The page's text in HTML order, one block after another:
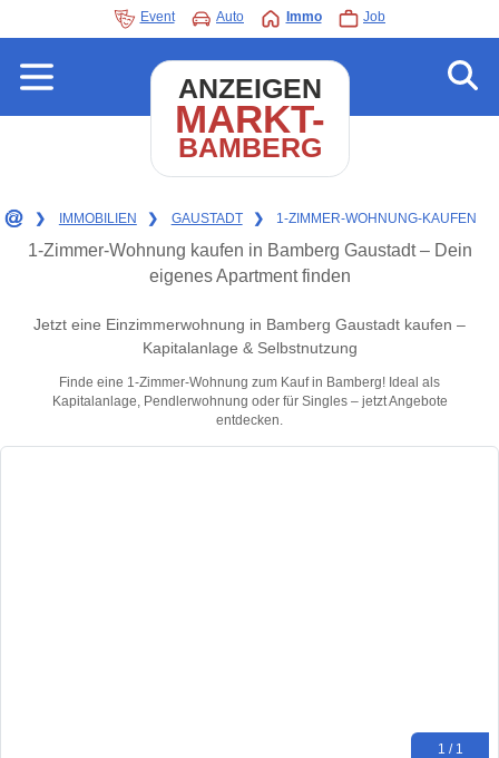
Event Auto Immo Job
ANZEIGEN
MARKT-
BAMBERG
❯ IMMOBILIEN ❯ GAUSTADT ❯ 1-ZIMMER-WOHNUNG-KAUFEN
1-Zimmer-Wohnung kaufen in Bamberg Gaustadt – Dein
eigenes Apartment finden
Jetzt eine Einzimmerwohnung in Bamberg Gaustadt kaufen –
Kapitalanlage & Selbstnutzung
Finde eine 1-Zimmer-Wohnung zum Kauf in Bamberg! Ideal als
Kapitalanlage, Pendlerwohnung oder für Singles – jetzt Angebote
entdecken.
1 / 1